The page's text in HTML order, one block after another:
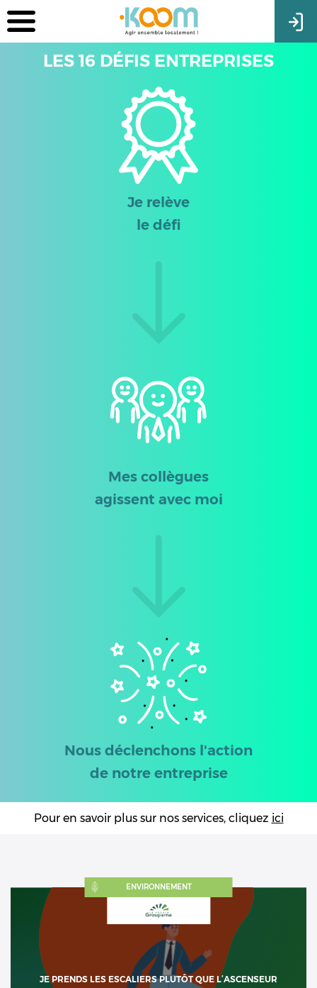
LES 16 DÉFIS ENTREPRISES
Je relève
le défi
Mes collègues
agissent avec moi
Nous déclenchons l'action
de notre entreprise
Pour en savoir plus sur nos services, cliquez ici
JE PRENDS LES ESCALIERS PLUTÔT QUE L’ASCENSEUR
ENVIRONNEMENT